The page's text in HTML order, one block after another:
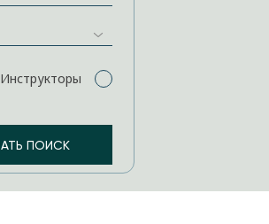
Инструкторы